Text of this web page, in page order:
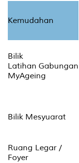
Kemudahan
Bilik
Latihan Gabungan
MyAgeing
Bilik Mesyuarat
Ruang Legar /
Foyer